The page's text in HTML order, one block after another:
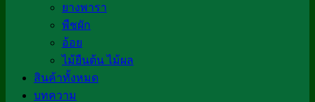
ยางพารา
พืชผัก
อ้อย
ไม้ยืนต้น ไม้ผล
สินค้าทั้งหมด
บทความ